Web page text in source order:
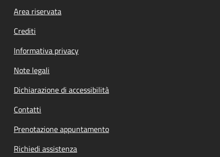
Footer menu
Area riservata
Crediti
Informativa privacy
Note legali
Dichiarazione di accessibilità
Contatti
Prenotazione appuntamento
Richiedi assistenza